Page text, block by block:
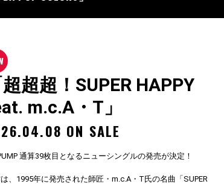
超超超！SUPER HAPPY
m.c.A・T」
ON SALE
通算39枚目となるニューシングルの発売が決定！
、1995年に発売された師匠・m.c.A・T氏の名曲「SUPER